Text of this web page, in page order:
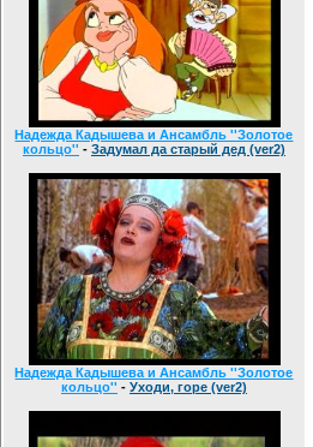
Надежда Кадышева и Ансамбль ''Золотое
кольцо'' - Задумал да старый дед (ver2)
Надежда Кадышева и Ансамбль ''Золотое
кольцо'' - Уходи, горе (ver2)